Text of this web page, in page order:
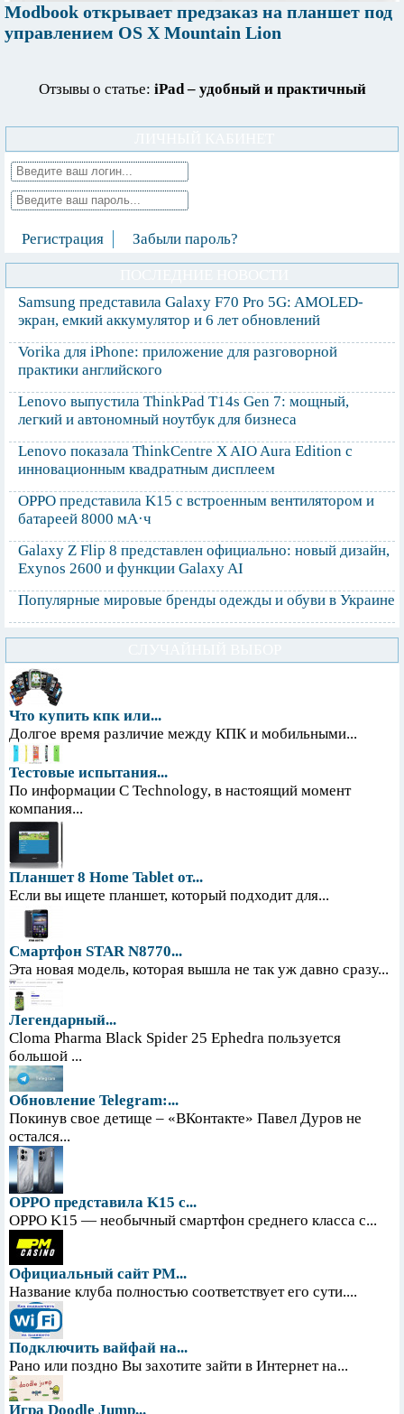
Modbook открывает предзаказ на планшет под
управлением OS X Mountain Lion
Отзывы о статье: iPad – удобный и практичный
Регистрация Забыли пароль?
Samsung представила Galaxy F70 Pro 5G: AMOLED-
экран, емкий аккумулятор и 6 лет обновлений
Vorika для iPhone: приложение для разговорной
практики английского
Lenovo выпустила ThinkPad T14s Gen 7: мощный,
легкий и автономный ноутбук для бизнеса
Lenovo показала ThinkCentre X AIO Aura Edition с
инновационным квадратным дисплеем
OPPO представила K15 с встроенным вентилятором и
батареей 8000 мА·ч
Galaxy Z Flip 8 представлен официально: новый дизайн,
Exynos 2600 и функции Galaxy AI
Популярные мировые бренды одежды и обуви в Украине
Что купить кпк или...
Долгое время различие между КПК и мобильными...
Тестовые испытания...
По информации С Technology, в настоящий момент
компания...
Планшет 8 Home Tablet от...
Если вы ищете планшет, который подходит для...
Смартфон STAR N8770...
Эта новая модель, которая вышла не так уж давно сразу...
Легендарный...
Cloma Pharma Black Spider 25 Ephedra пользуется
большой ...
Обновление Telegram:...
Покинув свое детище – «ВКонтакте» Павел Дуров не
остался...
OPPO представила K15 с...
OPPO K15 — необычный смартфон среднего класса с...
Официальный сайт PM...
Название клуба полностью соответствует его сути....
Подключить вайфай на...
Рано или поздно Вы захотите зайти в Интернет на...
Игра Doodle Jump...